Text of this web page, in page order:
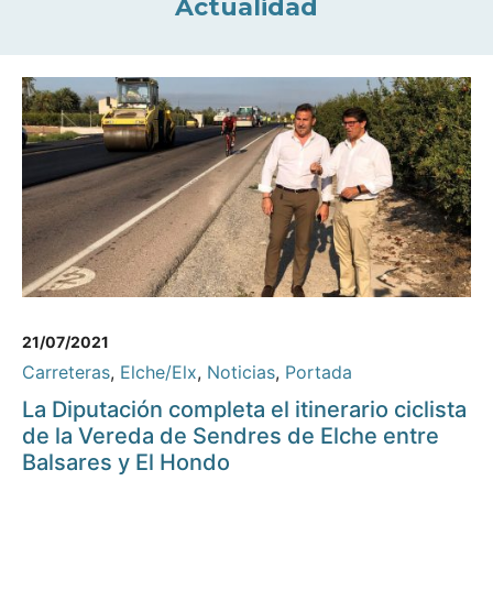
Actualidad
21/07/2021
Carreteras, Elche/Elx, Noticias, Portada
La Diputación completa el itinerario ciclista
de la Vereda de Sendres de Elche entre
Balsares y El Hondo